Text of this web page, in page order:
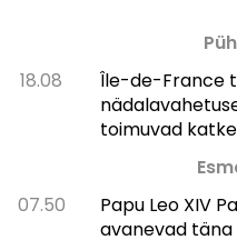
18.08
Île-de-France
toimuvad
07.50
Papu Leo XIV
avanevad täna